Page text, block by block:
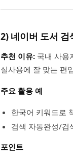
2) 네이버 도서
추천 이유: 국내 사용
실사용에 잘 맞는 편
주요 활용 예
한국어 키워드로
검색 자동완성/검
포인트